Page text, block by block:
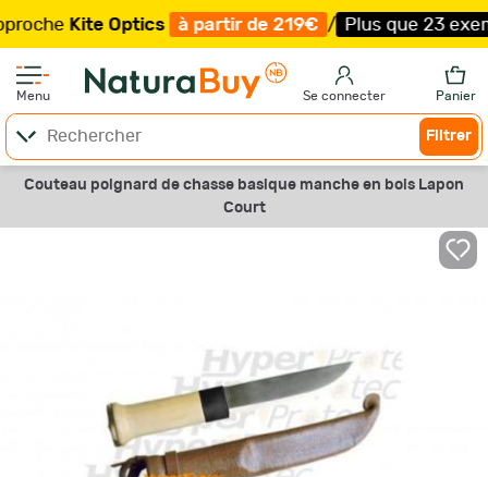
Kite Optics à partir de 219€ / Plus que 23
Menu Se connecter Panier
Filtrer
Couteau poignard de chasse basique manche en bois Lapon
Court